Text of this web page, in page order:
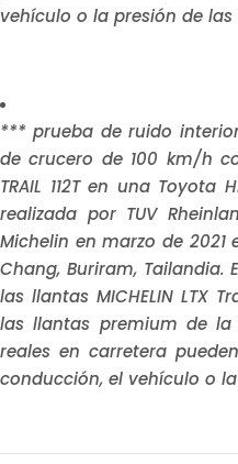
vehículo o la presión de las
*** prueba de ruido
de crucero de 100 km/h
TRAIL 112T en una Toyota
realizada por TUV
Michelin en marzo de
Chang, Buriram, Tailandia.
las llantas MICHELIN LTX
las llantas premium de la
reales en carretera
conducción, el vehículo o